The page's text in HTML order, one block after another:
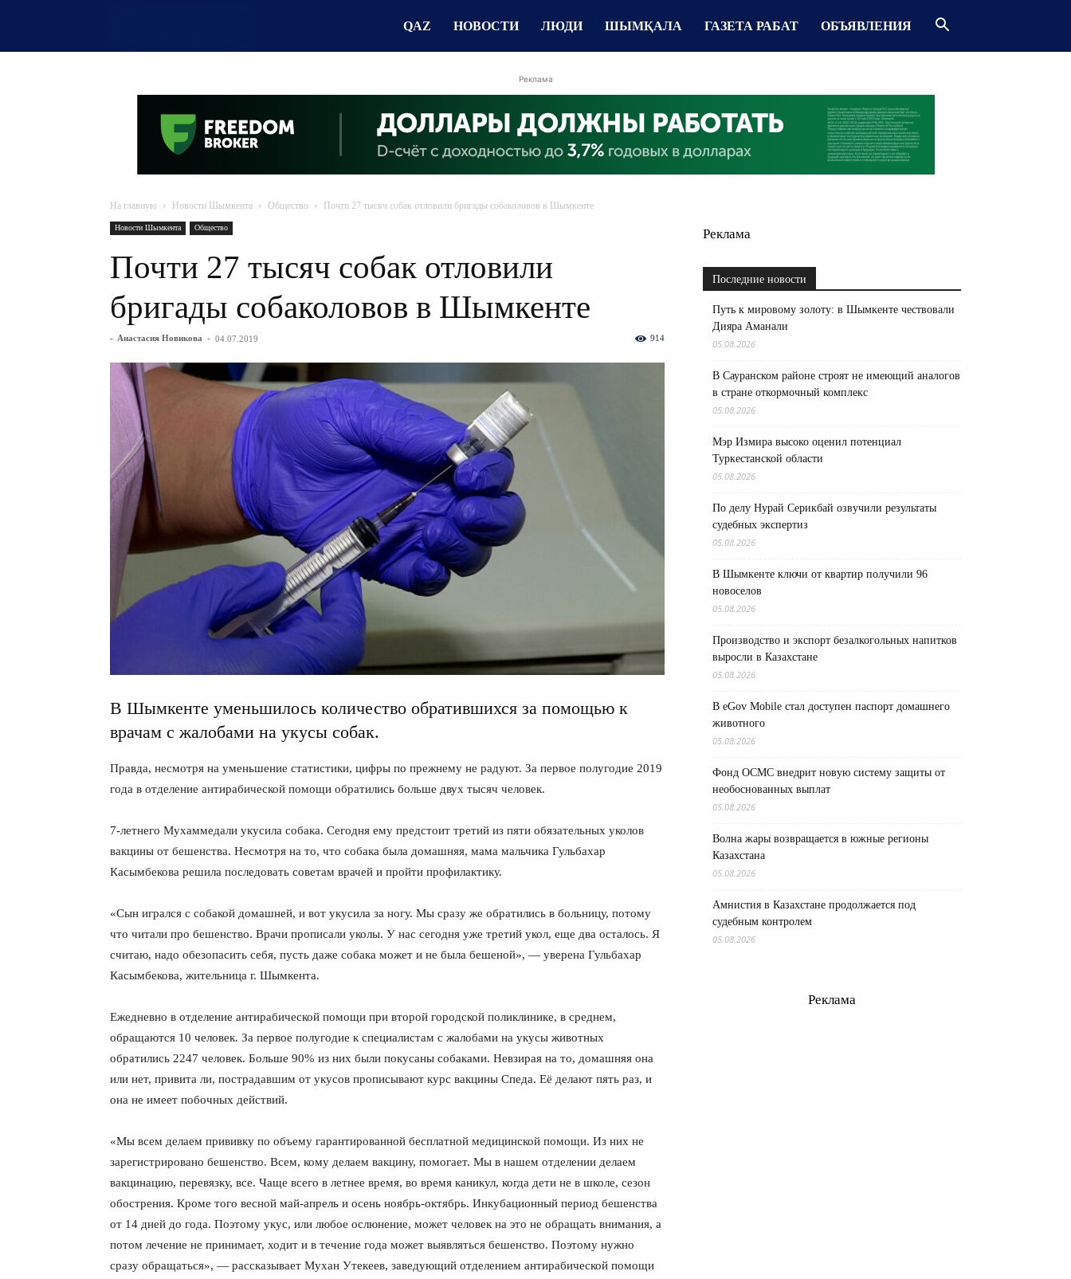
QAZ НОВОСТИ ЛЮДИ ШЫМҚАЛА ГАЗЕТА РАБАТ ОБЪЯВЛЕНИЯ
Реклама
На главную Новости Шымкента Общество Почти 27 тысяч собак отловили бригады собаколовов в Шымкенте
Новости Шымкента Общество
Почти 27 тысяч собак отловили
бригады собаколовов в Шымкенте
- Анастасия Новикова - 04.07.2019 914
В Шымкенте уменьшилось количество обратившихся за помощью к
врачам с жалобами на укусы собак.
Правда, несмотря на уменьшение статистики, цифры по прежнему не радуют. За первое полугодие 2019
года в отделение антирабической помощи обратились больше двух тысяч человек.
7-летнего Мухаммедали укусила собака. Сегодня ему предстоит третий из пяти обязательных уколов
вакцины от бешенства. Несмотря на то, что собака была домашняя, мама мальчика Гульбахар
Касымбекова решила последовать советам врачей и пройти профилактику.
«Сын игрался с собакой домашней, и вот укусила за ногу. Мы сразу же обратились в больницу, потому
что читали про бешенство. Врачи прописали уколы. У нас сегодня уже третий укол, еще два осталось. Я
считаю, надо обезопасить себя, пусть даже собака может и не была бешеной», — уверена Гульбахар
Касымбекова, жительница г. Шымкента.
Ежедневно в отделение антирабической помощи при второй городской поликлинике, в среднем,
обращаются 10 человек. За первое полугодие к специалистам с жалобами на укусы животных
обратились 2247 человек. Больше 90% из них были покусаны собаками. Невзирая на то, домашняя она
или нет, привита ли, пострадавшим от укусов прописывают курс вакцины Спеда. Её делают пять раз, и
она не имеет побочных действий.
«Мы всем делаем прививку по объему гарантированной бесплатной медицинской помощи. Из них не
зарегистрировано бешенство. Всем, кому делаем вакцину, помогает. Мы в нашем отделении делаем
вакцинацию, перевязку, все. Чаще всего в летнее время, во время каникул, когда дети не в школе, сезон
обострения. Кроме того весной май-апрель и осень ноябрь-октябрь. Инкубационный период бешенства
от 14 дней до года. Поэтому укус, или любое ослюнение, может человек на это не обращать внимания, а
потом лечение не принимает, ходит и в течение года может выявляться бешенство. Поэтому нужно
сразу обращаться», — рассказывает Мухан Утекеев, заведующий отделением антирабической помощи
Реклама
Последние новости
Путь к мировому золоту: в Шымкенте чествовали
Дияра Аманали
05.08.2026
В Сауранском районе строят не имеющий аналогов
в стране откормочный комплекс
05.08.2026
Мэр Измира высоко оценил потенциал
Туркестанской области
05.08.2026
По делу Нурай Серикбай озвучили результаты
судебных экспертиз
05.08.2026
В Шымкенте ключи от квартир получили 96
новоселов
05.08.2026
Производство и экспорт безалкогольных напитков
выросли в Казахстане
05.08.2026
В eGov Mobile стал доступен паспорт домашнего
животного
05.08.2026
Фонд ОСМС внедрит новую систему защиты от
необоснованных выплат
05.08.2026
Волна жары возвращается в южные регионы
Казахстана
05.08.2026
Амнистия в Казахстане продолжается под
судебным контролем
05.08.2026
Реклама